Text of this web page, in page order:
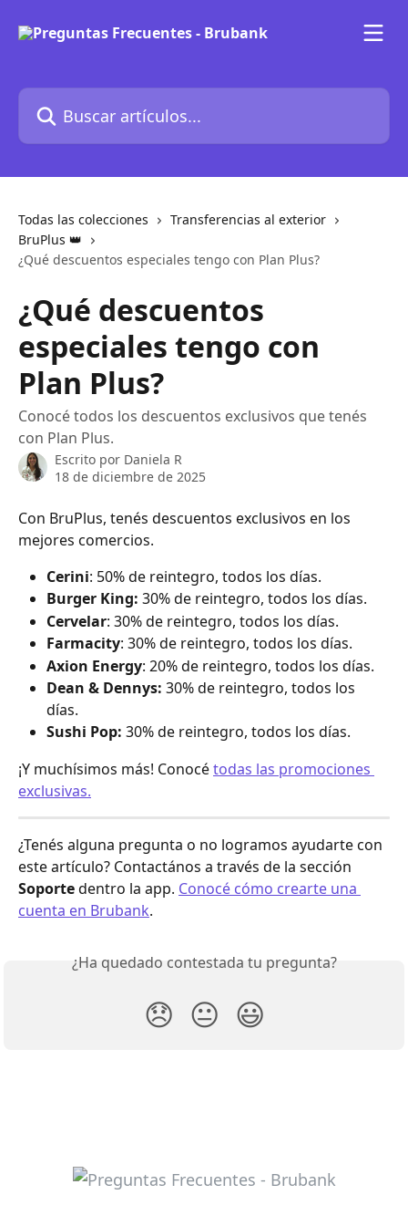
Buscar artículos...
Todas las colecciones
Transferencias al exterior
BruPlus 👑
¿Qué descuentos especiales tengo con Plan Plus?
¿Qué descuentos
especiales tengo con
Plan Plus?
Conocé todos los descuentos exclusivos que tenés
con Plan Plus.
Escrito por Daniela R
18 de diciembre de 2025
Con BruPlus, tenés descuentos exclusivos en los
mejores comercios.
Cerini: 50% de reintegro, todos los días.
Burger King: 30% de reintegro, todos los días.
Cervelar: 30% de reintegro, todos los días.
Farmacity: 30% de reintegro, todos los días.
Axion Energy: 20% de reintegro, todos los días.
Dean & Dennys: 30% de reintegro, todos los
días.
Sushi Pop: 30% de reintegro, todos los días.
¡Y muchísimos más! Conocé todas las promociones
exclusivas.
¿Tenés alguna pregunta o no logramos ayudarte con
este artículo? Contactános a través de la sección
Soporte dentro la app. Conocé cómo crearte una
cuenta en Brubank.
¿Ha quedado contestada tu pregunta?
😞 😐 😃